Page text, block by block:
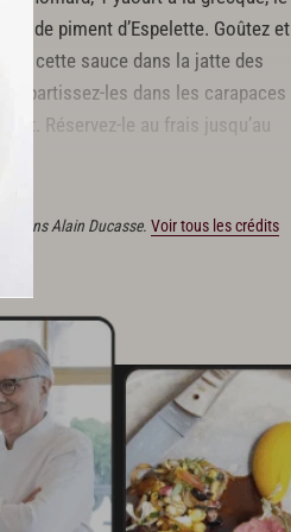
de piment d’Espelette. Goûtez et
cette sauce dans la jatte des
répartissez-les dans les carapaces
Réservez-le au frais jusqu’au
Alain Ducasse. Voir tous les crédits